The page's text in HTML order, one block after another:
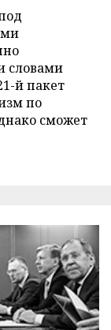
словами
й пакет
по
сможет